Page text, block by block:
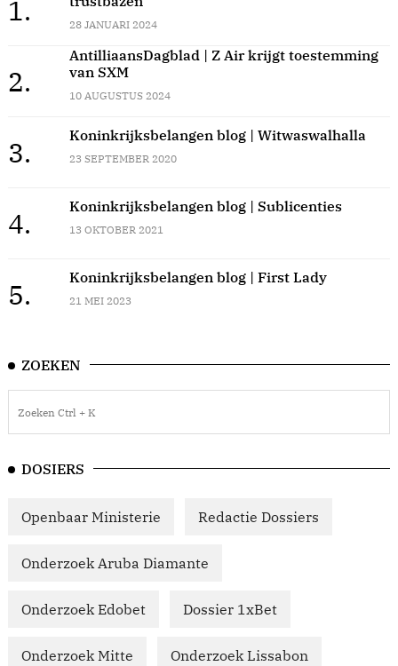
1. 28 JANUARI 2024
2.
AntilliaansDagblad | Z Air krijgt toestemming
van SXM
10 AUGUSTUS 2024
3.
Koninkrijksbelangen blog | Witwaswalhalla
23 SEPTEMBER 2020
4.
Koninkrijksbelangen blog | Sublicenties
13 OKTOBER 2021
5.
Koninkrijksbelangen blog | First Lady
21 MEI 2023
ZOEKEN
DOSIERS
Openbaar Ministerie Redactie Dossiers
Onderzoek Aruba Diamante
Onderzoek Edobet Dossier 1xBet
Onderzoek Mitte Onderzoek Lissabon